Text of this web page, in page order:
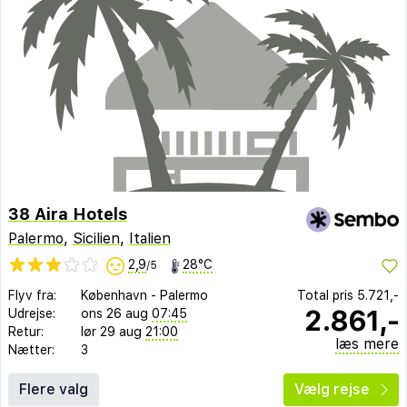
38 Aira Hotels
Palermo, Sicilien, Italien
2,9/5 28°C
Flyv fra: København - Palermo
Udrejse:
ons 26 aug 07:45
Retur:
lør 29 aug 21:00
Nætter:
3
Total pris 5.721,-
2.861,-
læs mere
Flere valg Vælg rejse